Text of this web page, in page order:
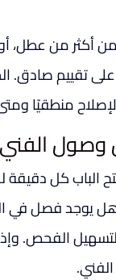
من أكثر من
تقييم صادق.
منطقيًا
وصول
الباب كل دقيقة
يوجد فصل في
الفحص. وإذا